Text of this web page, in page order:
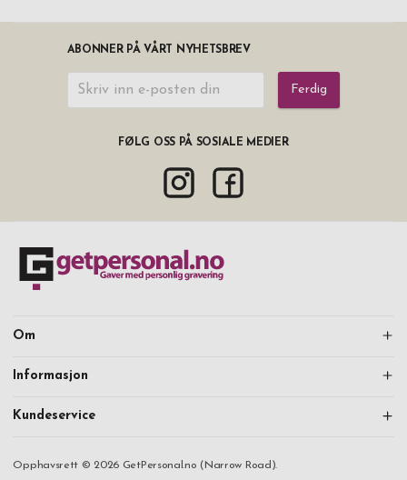
ABONNER PÅ VÅRT NYHETSBREV
Ferdig
FØLG OSS PÅ SOSIALE MEDIER
Om
Informasjon
Kundeservice
Opphavsrett © 2026 GetPersonal.no (Narrow Road).